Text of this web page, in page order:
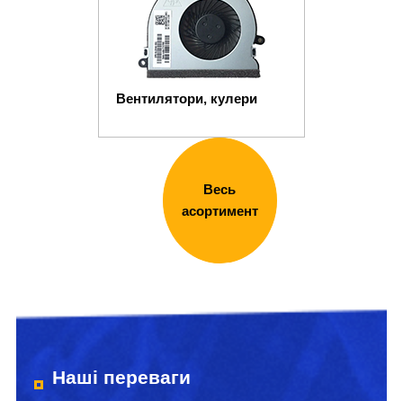
Вентилятори, кулери
Весь
асортимент
Наші переваги